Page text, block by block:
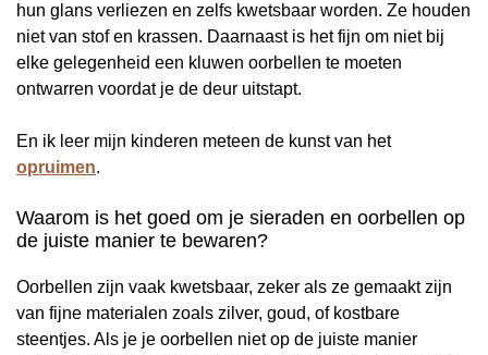
hun glans verliezen en zelfs kwetsbaar worden. Ze houden
niet van stof en krassen. Daarnaast is het fijn om niet bij
elke gelegenheid een kluwen oorbellen te moeten
ontwarren voordat je de deur uitstapt.
En ik leer mijn kinderen meteen de kunst van het
opruimen.
Waarom is het goed om je sieraden en oorbellen op
de juiste manier te bewaren?
Oorbellen zijn vaak kwetsbaar, zeker als ze gemaakt zijn
van fijne materialen zoals zilver, goud, of kostbare
steentjes. Als je je oorbellen niet op de juiste manier